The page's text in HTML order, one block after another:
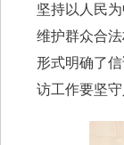
坚持以人民
维护群众合
形式明确了
访工作要坚